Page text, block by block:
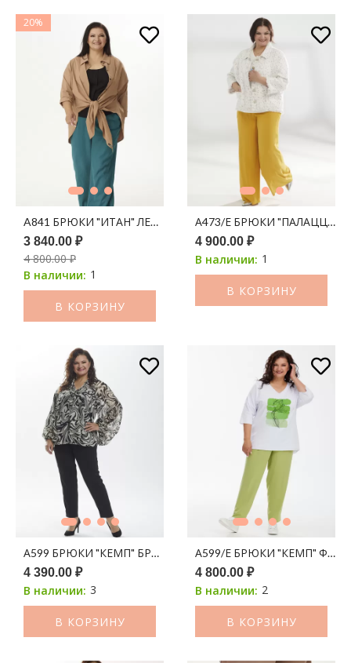
20%
A841 БРЮКИ "ИТАН" ЛЕН ИЗУМРУД
3 840.00 ₽
4 800.00 ₽
В наличии: 1
В КОРЗИНУ
А473/Е БРЮКИ "ПАЛАЦЦО"
4 900.00 ₽
В наличии: 1
В КОРЗИНУ
А599 БРЮКИ "КЕМП" БРЮЧНАЯ ТКАНЬ ЧЕРНЫЙ
4 390.00 ₽
В наличии: 3
В КОРЗИНУ
А599/Е БРЮКИ "КЕМП"
4 800.00 ₽
В наличии: 2
В КОРЗИНУ